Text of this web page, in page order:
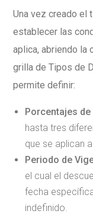
Una vez creado el
establecer las
aplica, abriendo la
grilla de Tipos de
permite definir:
Porcentajes
hasta tres
que se aplican
Periodo de
el cual el
fecha
indefinido.